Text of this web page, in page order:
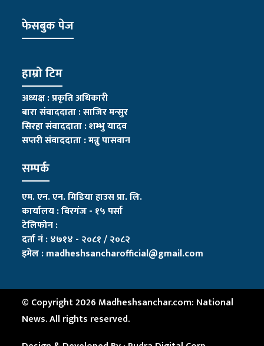
फेसबुक पेज
हाम्रो टिम
अध्यक्ष : प्रकृति अधिकारी
बारा संवाददाता : साजिर मन्सुर
सिरहा संवाददाता : शम्भु यादव
सप्तरी संवाददाता:मन्नु पासवान
सम्पर्क
एम. एन. एन. मिडिया हाउस प्रा. लि.
कार्यालय : बिरगंज - १५ पर्सा
टेलिफोन :
दर्ता नं : ४७१४ - २०८१ / २०८२
इमेल :madheshsancharofficial@gmail.com
© Copyright 2026 Madheshsanchar.com: National
News. All rights reserved.